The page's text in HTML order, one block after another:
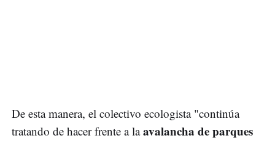
De esta manera, el colectivo ecologista "continúa
tratando de hacer frente a laavalancha de parques